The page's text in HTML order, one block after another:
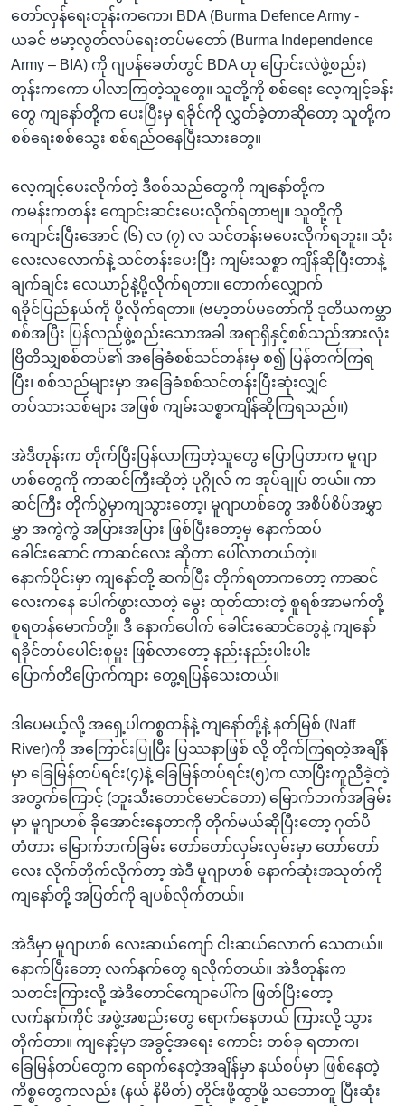
တော်လှန်ရေးတုန်းကကော၊ BDA (Burma Defence Army -
ယခင် ဗမာ့လွတ်လပ်ရေးတပ်မတော် (Burma Independence
Army – BIA) ကို ဂျပန်ခေတ်တွင် BDA ဟု ပြောင်းလဲဖွဲ့စည်း)
တုန်းကကော ပါလာကြတဲ့သူတွေ။ သူတို့ကို စစ်ရေး လေ့ကျင့်ခန်း
တွေ ကျနော်တို့က ပေးပြီးမှ ရခိုင်ကို လွှတ်ခဲ့တာဆိုတော့ သူတို့က
စစ်ရေးစစ်သွေး စစ်ရည်ဝနေပြီးသားတွေ။
လေ့ကျင့်ပေးလိုက်တဲ့ ဒီစစ်သည်တွေကို ကျနော်တို့က
ကမန်းကတန်း ကျောင်းဆင်းပေးလိုက်ရတာဗျ။ သူတို့ကို
ကျောင်းပြီးအောင် (၆) လ (၇) လ သင်တန်းမပေးလိုက်ရဘူး။ သုံး
လေးလလောက်နဲ့ သင်တန်းပေးပြီး ကျမ်းသစ္စာ ကျိန်ဆိုပြီးတာနဲ့
ချက်ချင်း လေယာဉ်နဲ့ပို့လိုက်ရတာ။ တောက်လျှောက်
ရခိုင်ပြည်နယ်ကို ပို့လိုက်ရတာ။ (ဗမာ့တပ်မတော်ကို ဒုတိယကမ္ဘာ
စစ်အပြီး ပြန်လည်ဖွဲ့စည်းသောအခါ အရာရှိနှင့်စစ်သည်အားလုံး
ဗြိတိသျှစစ်တပ်၏ အခြေခံစစ်သင်တန်းမှ စ၍ ပြန်တက်ကြရ
ပြီး၊ စစ်သည်များမှာ အခြေခံစစ်သင်တန်းပြီးဆုံးလျှင်
တပ်သားသစ်များ အဖြစ် ကျမ်းသစ္စာကျိန်ဆိုကြရသည်။)
အဲဒီတုန်းက တိုက်ပြီးပြန်လာကြတဲ့သူတွေ ပြောပြတာက မူဂျာ
ဟစ်တွေကို ကာဆင်ကြီးဆိုတဲ့ ပုဂ္ဂိုလ် က အုပ်ချုပ် တယ်။ ကာ
ဆင်ကြီး တိုက်ပွဲမှာကျသွားတော့၊ မူဂျာဟစ်တွေ အစိပ်စိပ်အမွှာ
မွှာ အကွဲကွဲ အပြားအပြား ဖြစ်ပြီးတော့မှ နောက်ထပ်
ခေါင်းဆောင် ကာဆင်လေး ဆိုတာ ပေါ်လာတယ်တဲ့။
နောက်ပိုင်းမှာ ကျနော်တို့ ဆက်ပြီး တိုက်ရတာကတော့ ကာဆင်
လေးကနေ ပေါက်ဖွားလာတဲ့ မွေး ထုတ်ထားတဲ့ စူရစ်အာမက်တို့
စူရတန်မောက်တို့။ ဒီ နောက်ပေါက် ခေါင်းဆောင်တွေနဲ့ ကျနော်
ရခိုင်တပ်ပေါင်းစုမှူး ဖြစ်လာတော့ နည်းနည်းပါးပါး
ပြောက်တိပြောက်ကျား တွေ့ရပြန်သေးတယ်။
ဒါပေမယ့်လို့ အရှေ့ပါကစ္စတန်နဲ့ ကျနော်တို့နဲ့ နတ်မြစ် (Naff
River)ကို အကြောင်းပြုပြီး ပြဿနာဖြစ် လို့ တိုက်ကြရတဲ့အချိန်
မှာ ခြေမြန်တပ်ရင်း(၄)နဲ့ ခြေမြန်တပ်ရင်း(၅)က လာပြီးကူညီခဲ့တဲ့
အတွက်ကြောင့် (ဘူးသီးတောင်မောင်တော) မြောက်ဘက်အခြမ်း
မှာ မူဂျာဟစ် ခိုအောင်းနေတာကို တိုက်မယ်ဆိုပြီးတော့ ဂုတ်ပိ
တံတား မြောက်ဘက်ခြမ်း တော်တော်လှမ်းလှမ်းမှာ တော်တော်
လေး လိုက်တိုက်လိုက်တာ့ အဲဒီ မူဂျာဟစ် နောက်ဆုံးအသုတ်ကို
ကျနော်တို့ အပြတ်ကို ချပစ်လိုက်တယ်။
အဲဒီမှာ မူဂျာဟစ် လေးဆယ်ကျော် ငါးဆယ်လောက် သေတယ်။
နောက်ပြီးတော့ လက်နက်တွေ ရလိုက်တယ်။ အဲဒီတုန်းက
သတင်းကြားလို့ အဲဒီတောင်ကျောပေါ်က ဖြတ်ပြီးတော့
လက်နက်ကိုင် အဖွဲ့အစည်းတွေ ရောက်နေတယ် ကြားလို့ သွား
တိုက်တာ။ ကျနော့်မှာ အခွင့်အရေး ကောင်း တစ်ခု ရတာက၊
ခြေမြန်တပ်တွေက ရောက်နေတဲ့အချိန်မှာ နယ်စပ်မှာ ဖြစ်နေတဲ့
ကိစ္စတွေကလည်း (နယ် နိမိတ်) တိုင်းဖို့ထွာဖို့ သဘောတူ ပြီးဆုံး